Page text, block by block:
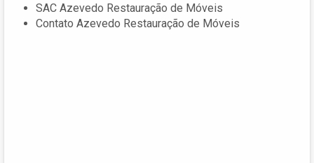
SAC Azevedo Restauração de Móveis
Contato Azevedo Restauração de Móveis